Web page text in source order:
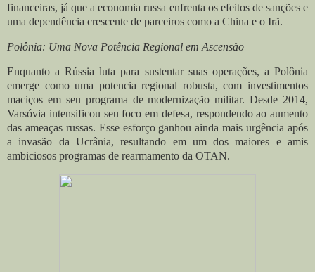
financeiras, já que a economia russa enfrenta os efeitos de sanções e
uma dependência crescente de parceiros como a China e o Irã.
Polônia: Uma Nova Potência Regional em Ascensão
Enquanto a Rússia luta para sustentar suas operações, a Polônia
emerge como uma potencia regional robusta, com investimentos
maciços em seu programa de modernização militar. Desde 2014,
Varsóvia intensificou seu foco em defesa, respondendo ao aumento
das ameaças russas. Esse esforço ganhou ainda mais urgência após
a invasão da Ucrânia, resultando em um dos maiores e amis
ambiciosos programas de rearmamento da OTAN.